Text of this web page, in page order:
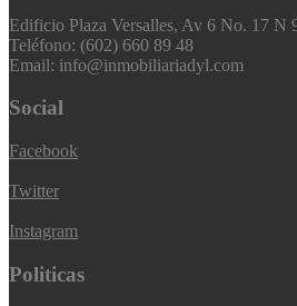
Edificio Plaza Versalles, Av 6 No. 17 N
Teléfono: (602) 660 89 48
Email: info@inmobiliariadyl.com
Social
Facebook
Twitter
Instagram
Politicas